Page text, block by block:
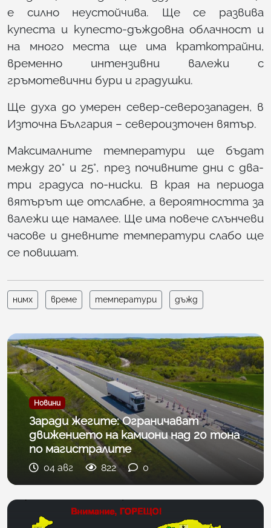
е силно неустойчива. Ще се развива
купеста и купесто-дъждовна облачност и
на много места ще има краткотрайни,
временно интензивни валежи с
гръмотевични бури и градушки.
Ще духа до умерен север-северозападен, в
Източна България – североизточен вятър.
Максималните температури ще бъдат
между 20° и 25°, през почивните дни с два-
три градуса по-ниски. В края на периода
вятърът ще отслабне, а вероятността за
валежи ще намалее. Ще има повече слънчеви
часове и дневните температури слабо ще
се повишат.
нимх време температури дъжд
Новини
Заради жегите: Ограничават
движението на камиони над 20 тона
по магистралите
04 авг 822 0